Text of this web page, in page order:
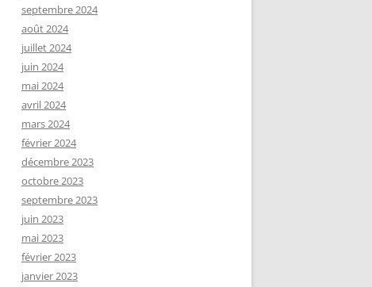
septembre 2024
août 2024
juillet 2024
juin 2024
mai 2024
avril 2024
mars 2024
février 2024
décembre 2023
octobre 2023
septembre 2023
juin 2023
mai 2023
février 2023
janvier 2023